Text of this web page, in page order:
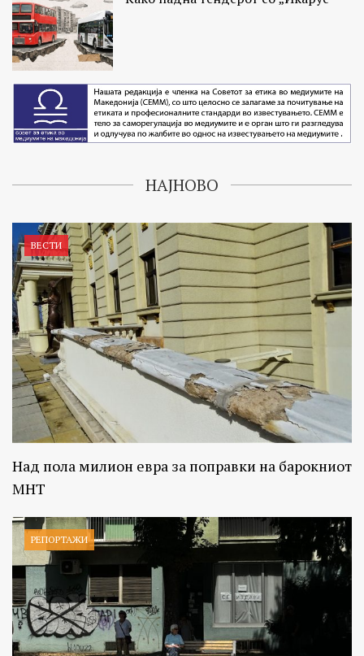
НАЈНОВО
ВЕСТИ
Над пола милион евра за поправки на барокниот
МНТ
РЕПОРТАЖИ